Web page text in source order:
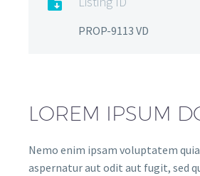

PROP-9113 VD
LOREM IPSUM
Nemo enim ipsam voluptatem
aspernatur aut odit aut fugit, sed